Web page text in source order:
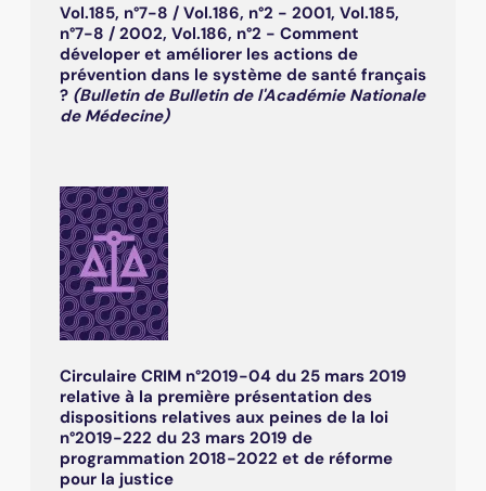
Vol.185, n°7-8 / Vol.186, n°2 - 2001, Vol.185,
n°7-8 / 2002, Vol.186, n°2 - Comment
déveloper et améliorer les actions de
prévention dans le système de santé français
? (Bulletin de Bulletin de l'Académie Nationale
de Médecine)
Circulaire CRIM n°2019-04 du 25 mars 2019
relative à la première présentation des
dispositions relatives aux peines de la loi
n°2019-222 du 23 mars 2019 de
programmation 2018-2022 et de réforme
pour la justice